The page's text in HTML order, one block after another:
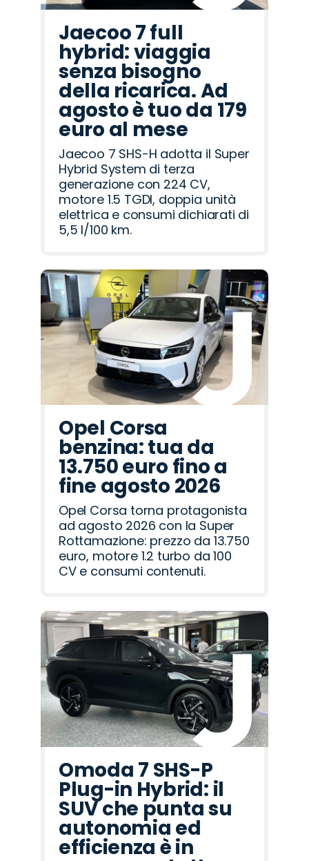
Jaecoo 7 full
hybrid: viaggia
senza bisogno
della ricarica. Ad
agosto è tuo da 179
euro al mese
Jaecoo 7 SHS-H adotta il Super
Hybrid System di terza
generazione con 224 CV,
motore 1.5 TGDI, doppia unità
elettrica e consumi dichiarati di
5,5 l/100 km.
Opel Corsa
benzina: tua da
13.750 euro fino a
fine agosto 2026
Opel Corsa torna protagonista
ad agosto 2026 con la Super
Rottamazione: prezzo da 13.750
euro, motore 1.2 turbo da 100
CV e consumi contenuti.
Omoda 7 SHS-P
Plug-in Hybrid: il
SUV che punta su
autonomia ed
efficienza è in